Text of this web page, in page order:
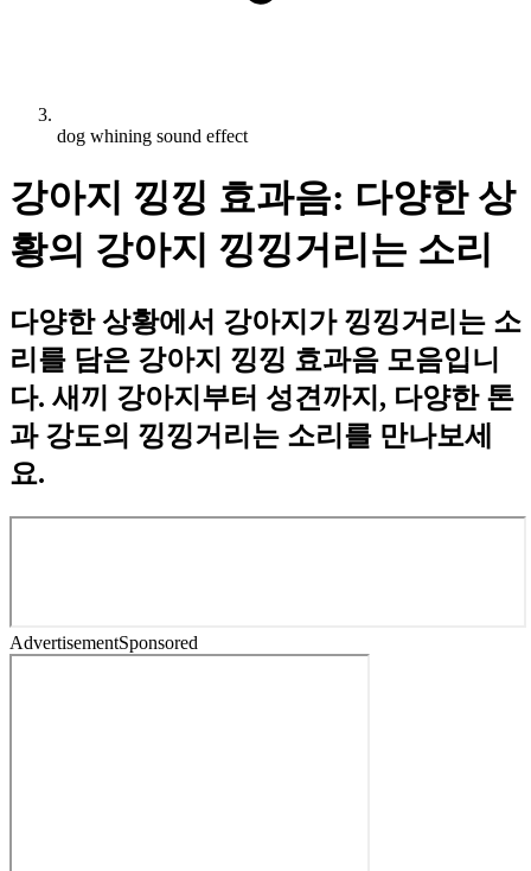
dog whining sound effect
강아지 낑낑 효과음: 다양한 상
황의 강아지 낑낑거리는 소리
다양한 상황에서 강아지가 낑낑거리는 소
리를 담은 강아지 낑낑 효과음 모음입니
다. 새끼 강아지부터 성견까지, 다양한 톤
과 강도의 낑낑거리는 소리를 만나보세
요.
AdvertisementSponsored